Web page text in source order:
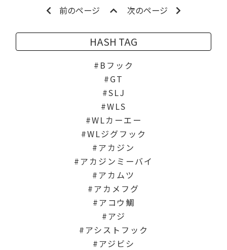
前のページ 次のページ
HASH TAG
Bフック
GT
SLJ
WLS
WLカーエー
WLジグフック
アカジン
アカジンミーバイ
アカムツ
アカメフグ
アコウ鯛
アジ
アシストフック
アジビシ